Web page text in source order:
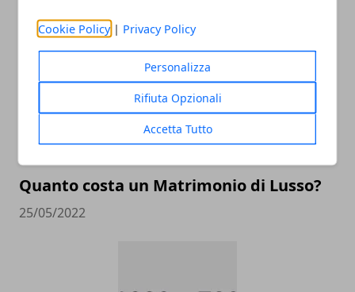
Cookie Policy | Privacy Policy
Personalizza
Rifiuta Opzionali
Accetta Tutto
Quanto costa un Matrimonio di Lusso?
25/05/2022